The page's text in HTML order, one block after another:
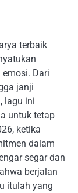
terbaik
Dari
janji
lagu ini
untuk tetap
ketika
dalam
segar dan
berjalan
itulah yang